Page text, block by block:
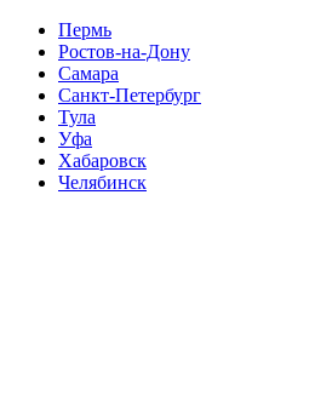
Пермь
Ростов-на-Дону
Самара
Санкт-Петербург
Тула
Уфа
Хабаровск
Челябинск